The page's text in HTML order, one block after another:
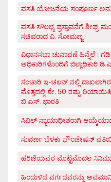
ವಸತಿ ಯೋಜನೆಯ ಸಂಪೂರ್ಣ
ವಸತಿ ಸೌಲಭ್ಯ ಪ್ರಸ್ತಾವನೆಗೆ ಶೀಘ್ರ
ಸಚಿವರಾದ ವಿ. ಸೋಮಣ್ಣ
ವಿಧಾನಸಭಾ ಚುನಾವಣೆ ಹಿನ್ನೆಲೆ :
ಅಧಿಕಾರಿಗಳೊಂದಿಗೆ ಜಿಲ್ಲಾಧಿಕಾರಿ
ಸಂಚಾರಿ ಇ-ಚಲನ್ ನಲ್ಲಿ
ಮೊತ್ತದಲ್ಲಿ ಶೇ. 50 ರಷ್ಟು ರಿಯಾಯಿತಿ
ಬಿ.ಎಸ್. ಭಾರತಿ
ಸಿವಿಲ್ ನ್ಯಾಯಾಧೀಶರಾಗಿ
ಸುವರ್ಣ ಬೆಳಕು ಫೌಂಡೇಷನ್
ಹರಿಣಿಯವರ ಮೊಟ್ಟಮೊದಲ
ಹಿಂದುಳಿದ ವರ್ಗದವರನ್ನು